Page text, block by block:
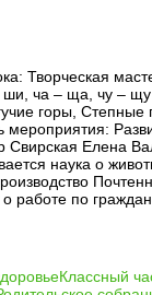
Творческая
ча – ща, чу – щу
горы, Степные
мероприятия:
Свирская Елена
наука о
работе по
Классный